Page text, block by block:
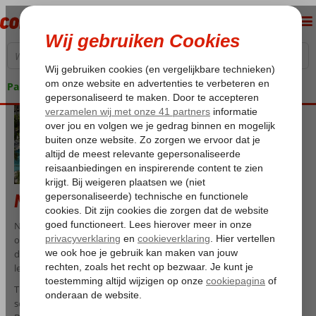
Pakketgarantie
Numa Hotels
Numa is een Turkse hotelketen met vakantiehotels die gericht zijn
op een complete en ontspannen zonvakantie. De hotels liggen aan
de Turkse Rivièra, in de regio Alanya, waar strand, zee en
levendigheid samenkomen.
Tijdens je verblijf bij Numa geniet je van verzorgde kamers, gastvrije
service en uitgebreide faciliteiten die je vakantie zorgeloos maken.